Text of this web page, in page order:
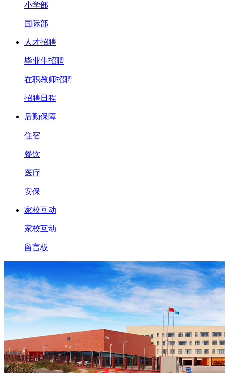
小学部
国际部
人才招聘
毕业生招聘
在职教师招聘
招聘日程
后勤保障
住宿
餐饮
医疗
安保
家校互动
家校互动
留言板